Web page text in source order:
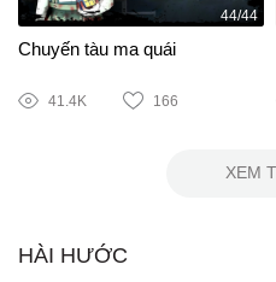
44/44
Chuyến tàu ma quái
41.4K 166
XEM
HÀI HƯỚC